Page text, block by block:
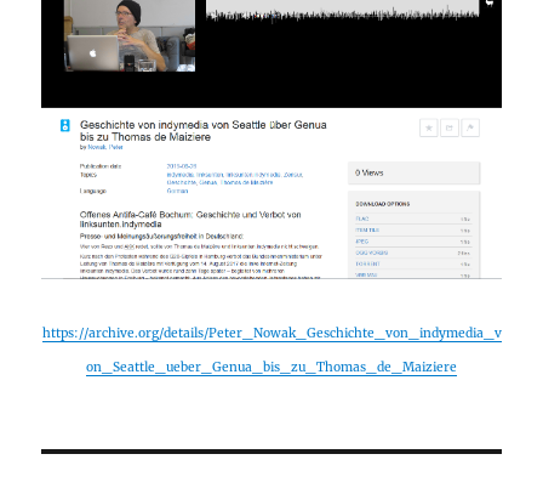
https://archive.org/details/Peter_Nowak_Geschichte_von_indymedia_v
on_Seattle_ueber_Genua_bis_zu_Thomas_de_Maiziere